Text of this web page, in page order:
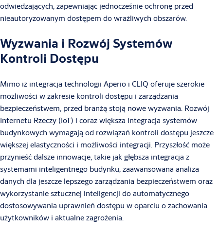
odwiedzających, zapewniając jednocześnie ochronę przed
nieautoryzowanym dostępem do wrażliwych obszarów.
Wyzwania i Rozwój Systemów
Kontroli Dostępu
Mimo iż integracja technologii Aperio i CLIQ oferuje szerokie
możliwości w zakresie kontroli dostępu i zarządzania
bezpieczeństwem, przed branżą stoją nowe wyzwania. Rozwój
Internetu Rzeczy (IoT) i coraz większa integracja systemów
budynkowych wymagają od rozwiązań kontroli dostępu jeszcze
większej elastyczności i możliwości integracji. Przyszłość może
przynieść dalsze innowacje, takie jak głębsza integracja z
systemami inteligentnego budynku, zaawansowana analiza
danych dla jeszcze lepszego zarządzania bezpieczeństwem oraz
wykorzystanie sztucznej inteligencji do automatycznego
dostosowywania uprawnień dostępu w oparciu o zachowania
użytkowników i aktualne zagrożenia.